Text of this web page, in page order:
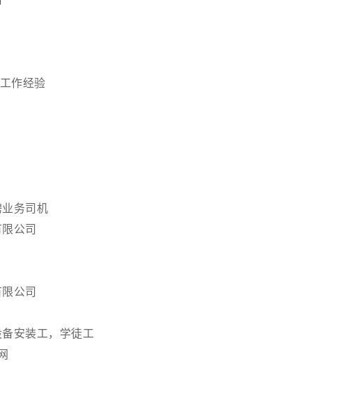
作经验
务司机
公司
公司
安装工，学徒工